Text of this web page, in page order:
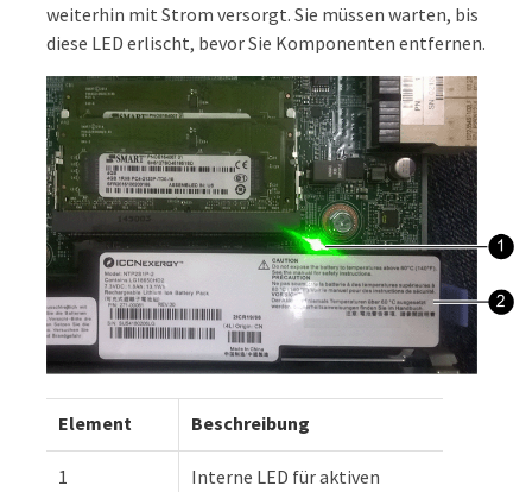
weiterhin mit Strom versorgt. Sie müssen warten, bis
diese LED erlischt, bevor Sie Komponenten entfernen.
Element Beschreibung
1
Interne LED für aktiven